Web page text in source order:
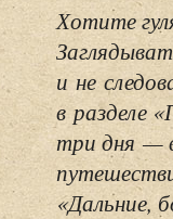
Хотите
и не
в разделе
три дня —
«Дальние,